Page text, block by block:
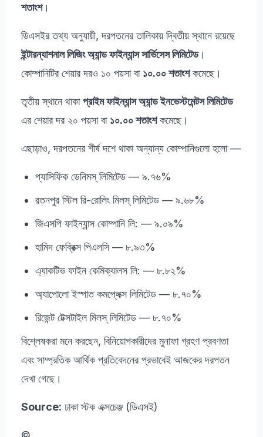
শতাংশ।
ডিএসইর তথ্য অনুযায়ী, দরপতনের তালিকায় দ্বিতীয় স্থানে রয়েছে
ইন্টারন্যাশনাল লিজিং অ্যান্ড ফাইন্যান্স সার্ভিসেস লিমিটেড।
কোম্পানিটির শেয়ার দরও ১০ পয়সা বা ১০.০০ শতাংশকমেছে।
তৃতীয় স্থানে থাকাপ্রাইম ফাইন্যান্স অ্যান্ড ইনভেস্টমেন্টস লিমিটেড
এর শেয়ার দর ২০ পয়সা বা ১০.০০ শতাংশকমেছে।
এছাড়াও, দরপতনের শীর্ষ দশে থাকা অন্যান্য কোম্পানিগুলো হলো —
প্যাসিফিক ডেনিমস্‌ লিমিটেড — ৯.৭৬%
রতনপুর স্টিল রি-রোলিং মিলস্‌ লিমিটেড — ৯.৬৮%
জিএসপি ফাইন্যান্স কোম্পানি লি: — ৯.০৯%
হামিদ ফেব্রিক্স পিএলসি — ৮.৯৩%
এ্যাকটিভ ফাইন কেমিক্যালস লি: — ৮.৮২%
অ্যাপোলো ইস্পাত কমপ্লেক্স লিমিটেড — ৮.৭০%
রিজেন্ট টেক্সটাইল মিলস্‌ লিমিটেড — ৮.৭০%
বিশ্লেষকরা মনে করছেন, বিনিয়োগকারীদের মুনাফা গ্রহণ প্রবণতা
এবং সাম্প্রতিক আর্থিক প্রতিবেদনের প্রভাবেই আজকের দরপতন
দেখা গেছে।
Source: ঢাকা স্টক এক্সচেঞ্জ (ডিএসই)